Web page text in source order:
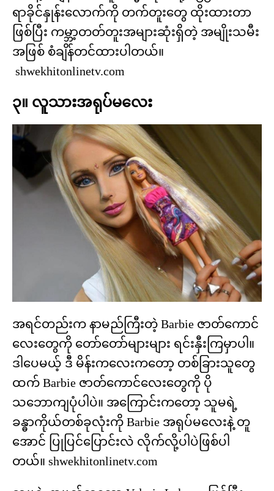
ရာခိုင်နှုန်းလောက်ကို တက်တူးတွေ ထိုးထားတာ
ဖြစ်ပြီး ကမ္ဘာ့တတ်တူးအများဆုံးရှိတဲ့ အမျိုးသမီး
အဖြစ် စံချိန်တင်ထားပါတယ်။
shwekhitonlinetv.com
၃။ လူသားအရုပ်မလေး
အရင်တည်းက နာမည်ကြီးတဲ့ Barbie ဇာတ်ကောင်
လေးတွေကို တော်တော်များများ ရင်းနှီးကြမှာပါ။
ဒါပေမယ့် ဒီ မိန်းကလေးကတော့ တစ်ခြားသူတွေ
ထက် Barbie ဇာတ်ကောင်လေးတွေကို ပို
သဘောကျပုံပါပဲ။ အကြောင်းကတော့ သူမရဲ့
ခန္ဓာကိုယ်တစ်ခုလုံးကို Barbie အရုပ်မလေးနဲ့ တူ
အောင် ပြုပြင်ပြောင်းလဲ လိုက်လို့ပါပဲဖြစ်ပါ
တယ်။ shwekhitonlinetv.com